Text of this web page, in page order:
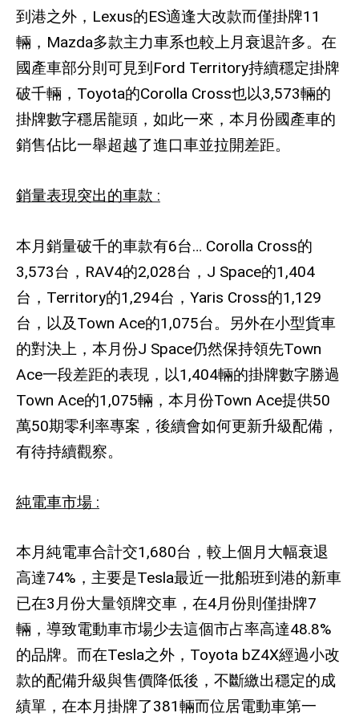
到港之外， Lexus的ES適逢大改款而僅掛牌11
輛， Mazda多款主力車系也較上月衰退許多。在
國產車部分則可見到 Ford Territory持續穩定掛牌
破千輛， Toyota的Corolla Cross也以3,573輛的
掛牌數字穩居龍頭，如此一來，本月份國產車的
銷售佔比一舉超越了進口車並拉開差距。
銷量表現突出的車款 :
本月銷量破千的車款有6台… Corolla Cross的
3,573台， RAV4的2,028台， J Space的1,404
台， Territory的1,294台， Yaris Cross的1,129
台，以及Town Ace的1,075台。另外在小型貨車
的對決上，本月份J Space仍然保持領先Town
Ace一段差距的表現，以1,404輛的掛牌數字勝過
Town Ace的1,075輛，本月份Town Ace提供50
萬50期零利率專案，後續會如何更新升級配備，
有待持續觀察。
純電車市場 :
本月純電車合計交1,680台，較上個月大幅衰退
高達74% ，主要是Tesla最近一批船班到港的新車
已在3 月份大量領牌交車，在4月份則僅掛牌7
輛，導致電動車市場少去這個市占率高達48.8%
的品牌。而在Tesla之外， Toyota bZ4X經過小改
款的配備升級與售價降低後，不斷繳出穩定的成
績單，在本月掛牌了381輛而位居電動車第一